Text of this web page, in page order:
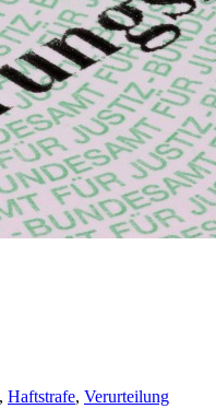
, Haftstrafe, Verurteilung